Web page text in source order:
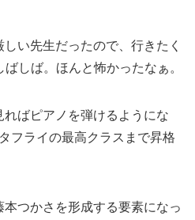
い先生だったので、行きたく
しば。ほんと怖かったなぁ。
ばピアノを弾けるようにな
フライの最高クラスまで昇格
つかさを形成する要素になっ